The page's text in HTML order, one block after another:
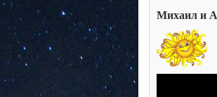
Михаил и